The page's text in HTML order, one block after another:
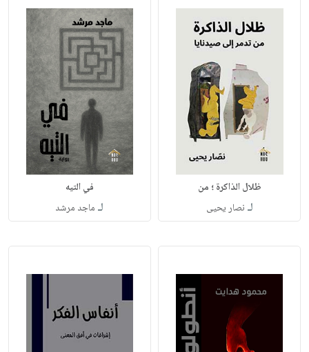
ظلال الذاكرة ؛ من
لـ نصار يحيى
في التيه
لـ ماجد مرشد